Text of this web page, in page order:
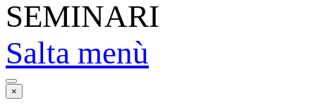
SEMINARI
Salta menù
×